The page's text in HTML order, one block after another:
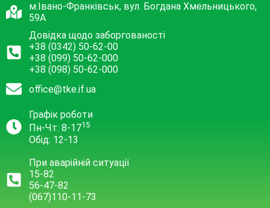
м.Івано-Франківськ, вул. Богдана Хмельницького,
59А
Довідка щодо заборгованості
+38 (0342) 50-62-00
+38 (099) 50-62-000
+38 (098) 50-62-000
office@tke.if.ua
Графік роботи
Пн-Чт: 8-1715
Обід: 12-13
При аварійній ситуації
15-82
56-47-82
(067)110-11-73